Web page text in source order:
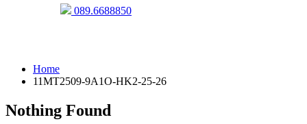
089.6688850
Home
11MT2509-9A1O-HK2-25-26
Nothing Found